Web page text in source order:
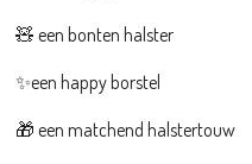
🧸 een bonten halster
✨een happy borstel
🎁 een matchend halstertouw